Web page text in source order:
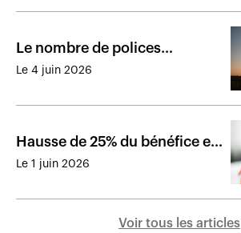
Le nombre de polices
d’assurance vie individuelle
Le 4 juin 2026
Hausse de 25% du bénéfice en
assurance de dommages pour
Le 1 juin 2026
Voir tous les articles